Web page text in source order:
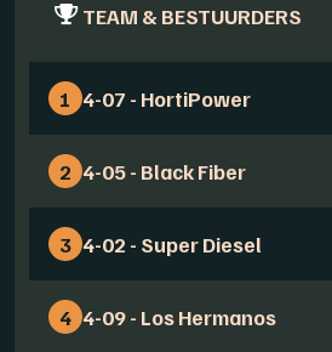
TEAM & BESTUURDERS
1 4-07 - HortiPower
2 4-05 - Black Fiber
3 4-02 - Super Diesel
4 4-09 - Los Hermanos